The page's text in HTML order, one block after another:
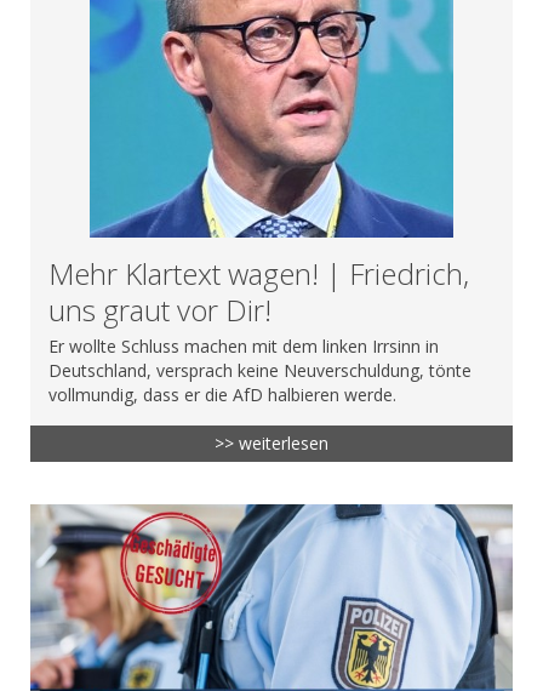
Mehr Klartext wagen! | Friedrich,
uns graut vor Dir!
Er wollte Schluss machen mit dem linken Irrsinn in
Deutschland, versprach keine Neuverschuldung, tönte
vollmundig, dass er die AfD halbieren werde.
>> weiterlesen